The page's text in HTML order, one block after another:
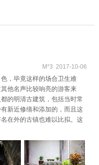
M*3 2017-10-06
，毕竟这样的场合卫生难
他名声比较响亮的游客来
的明清古建筑，包括当时常
新近修缮和添加的，而且这
在外的古镇也难以比拟。这